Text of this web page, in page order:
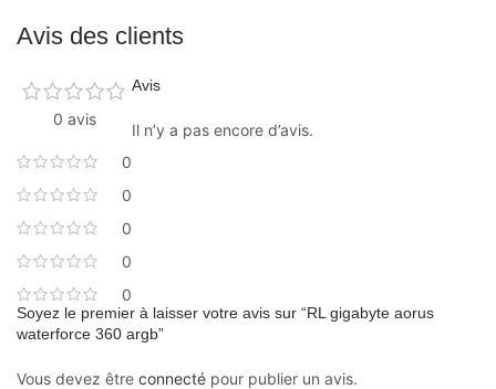
Avis des clients
0 avis
0
0
0
0
0
Avis
Il n’y a pas encore d’avis.
Soyez le premier à laisser votre avis sur “RL gigabyte aorus
waterforce 360 ​​argb”
Vous devez être connecté pour publier un avis.